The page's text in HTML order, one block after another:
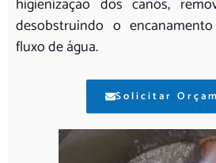
higienização dos canos,
desobstruindo o
fluxo de água.
Solicitar